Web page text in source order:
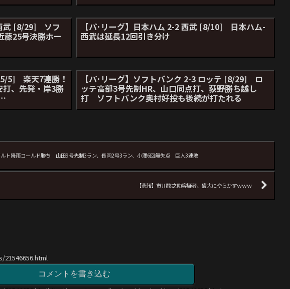
武 [8/29] ソフ
藤25号決勝ホー
【パ･リーグ】日本ハム 2-2 西武 [8/10] 日本ハム-
西武は延長12回引き分け
5] 楽天7連勝！
、先発・岸3勝
【パ･リーグ】ソフトバンク 2-3 ロッテ [8/29] ロ
ッテ高部3号先制HR、山口同点打、荻野勝ち越し
打 ソフトバンク奥村好投も後続が打たれる
ト降雨コールド勝ち 山田9号先制3ラン、長岡2号3ラン、小澤6回無失点 巨人3連敗
【悲報】市川猿之助容疑者、盛大にやらかすｗｗｗ
コメントを書き込む